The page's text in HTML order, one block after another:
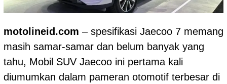
motolineid.com – spesifikasi Jaecoo 7 memang
masih samar-samar dan belum banyak yang
tahu, Mobil SUV Jaecoo ini pertama kali
diumumkan dalam pameran otomotif terbesar di